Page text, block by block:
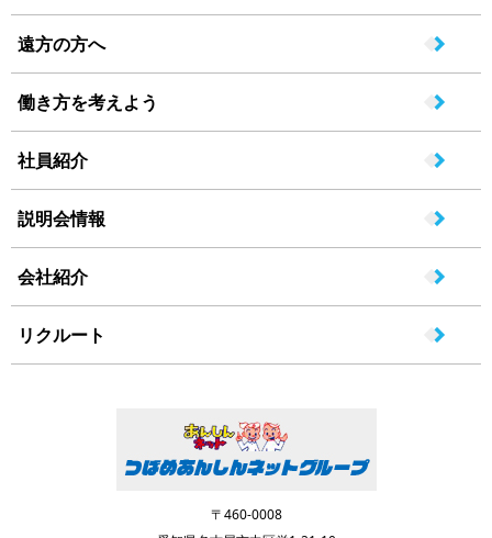
遠方の方へ
働き方を考えよう
社員紹介
説明会情報
会社紹介
リクルート
〒460-0008